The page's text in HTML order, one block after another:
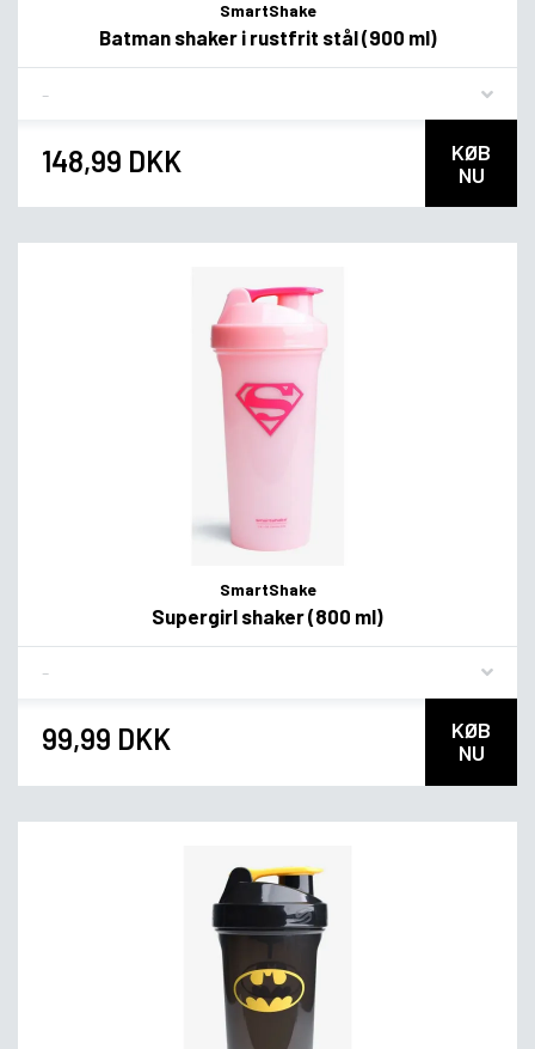
SmartShake
Batman shaker i rustfrit stål (900 ml)
148,99 DKK
KØB
NU
SmartShake
Supergirl shaker (800 ml)
99,99 DKK
KØB
NU